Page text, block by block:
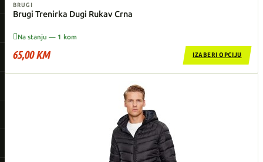
BRUGI
Brugi Trenirka Dugi Rukav Crna
Na stanju — 1 kom
65,00 KM IZABERI OPCIJU